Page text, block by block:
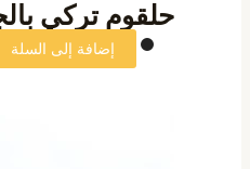
حلقوم تركي
إضافة إلى السلة